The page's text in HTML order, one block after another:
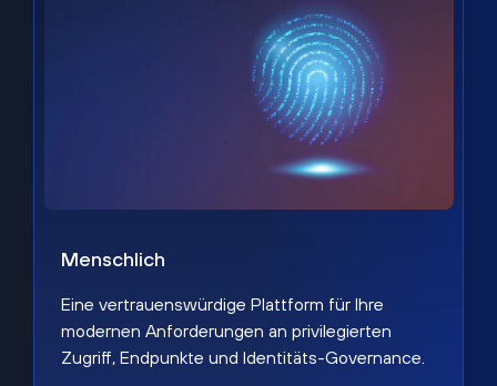
Menschlich
Eine vertrauenswürdige Plattform für Ihre
modernen Anforderungen an privilegierten
Zugriff, Endpunkte und Identitäts-Governance.